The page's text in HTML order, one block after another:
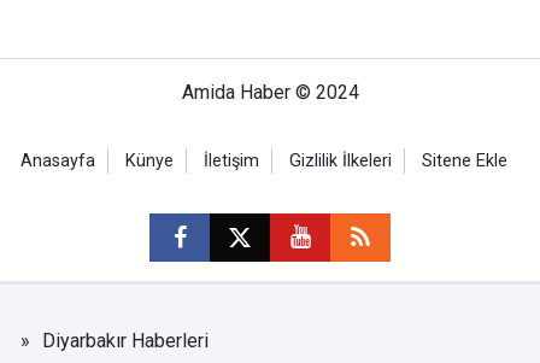
Amida Haber © 2024
Anasayfa Künye İletişim Gizlilik İlkeleri Sitene Ekle
Diyarbakır Haberleri